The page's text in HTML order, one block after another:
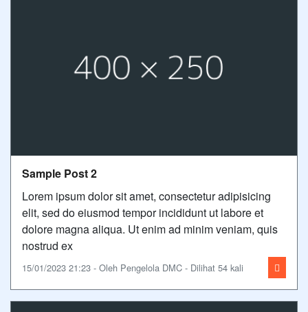
Sample Post 2
Lorem ipsum dolor sit amet, consectetur adipisicing
elit, sed do eiusmod tempor incididunt ut labore et
dolore magna aliqua. Ut enim ad minim veniam, quis
nostrud ex
15/01/2023 21:23 - Oleh Pengelola DMC - Dilihat 54 kali